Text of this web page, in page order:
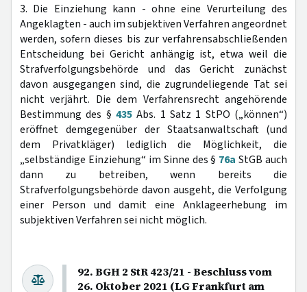
3. Die Einziehung kann - ohne eine Verurteilung des
Angeklagten - auch im subjektiven Verfahren angeordnet
werden, sofern dieses bis zur verfahrensabschließenden
Entscheidung bei Gericht anhängig ist, etwa weil die
Strafverfolgungsbehörde und das Gericht zunächst
davon ausgegangen sind, die zugrundeliegende Tat sei
nicht verjährt. Die dem Verfahrensrecht angehörende
Bestimmung des § 435 Abs. 1 Satz 1 StPO („können“)
eröffnet demgegenüber der Staatsanwaltschaft (und
dem Privatkläger) lediglich die Möglichkeit, die
„selbständige Einziehung“ im Sinne des § 76a StGB auch
dann zu betreiben, wenn bereits die
Strafverfolgungsbehörde davon ausgeht, die Verfolgung
einer Person und damit eine Anklageerhebung im
subjektiven Verfahren sei nicht möglich.
92. BGH 2 StR 423/21 - Beschluss vom
26. Oktober 2021 (LG Frankfurt am